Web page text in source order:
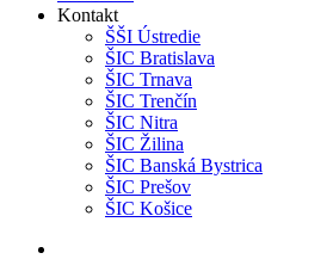
Kontakt
ŠŠI Ústredie
ŠIC Bratislava
ŠIC Trnava
ŠIC Trenčín
ŠIC Nitra
ŠIC Žilina
ŠIC Banská Bystrica
ŠIC Prešov
ŠIC Košice